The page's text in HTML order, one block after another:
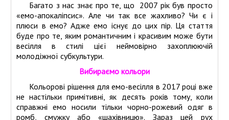
Учасники дисконтної програми
Багато з нас знає про те, що 2007 рік був просто
«емо-апокаліпсис». Але чи так все жахливо? Чи є і
плюси в емо? Адже емо існує до цих пір. Ця стаття
буде про те, яким романтичним і красивим може бути
весілля в стилі цієї неймовірно захоплюючій
молодіжної субкультури.
Вибираємо кольори
Кольорові рішення для емо-весілля в 2017 році вже
не настільки примітивні, як десять років тому, коли
справжні емо носили тільки чорно-рожевий одяг в
ромб, смужку або «шахівницю». Зараз цей рух